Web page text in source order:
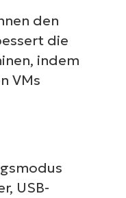
den
die
indem
VMs
USB-
in
Demos an und
wie Endpunkt-
und mehr